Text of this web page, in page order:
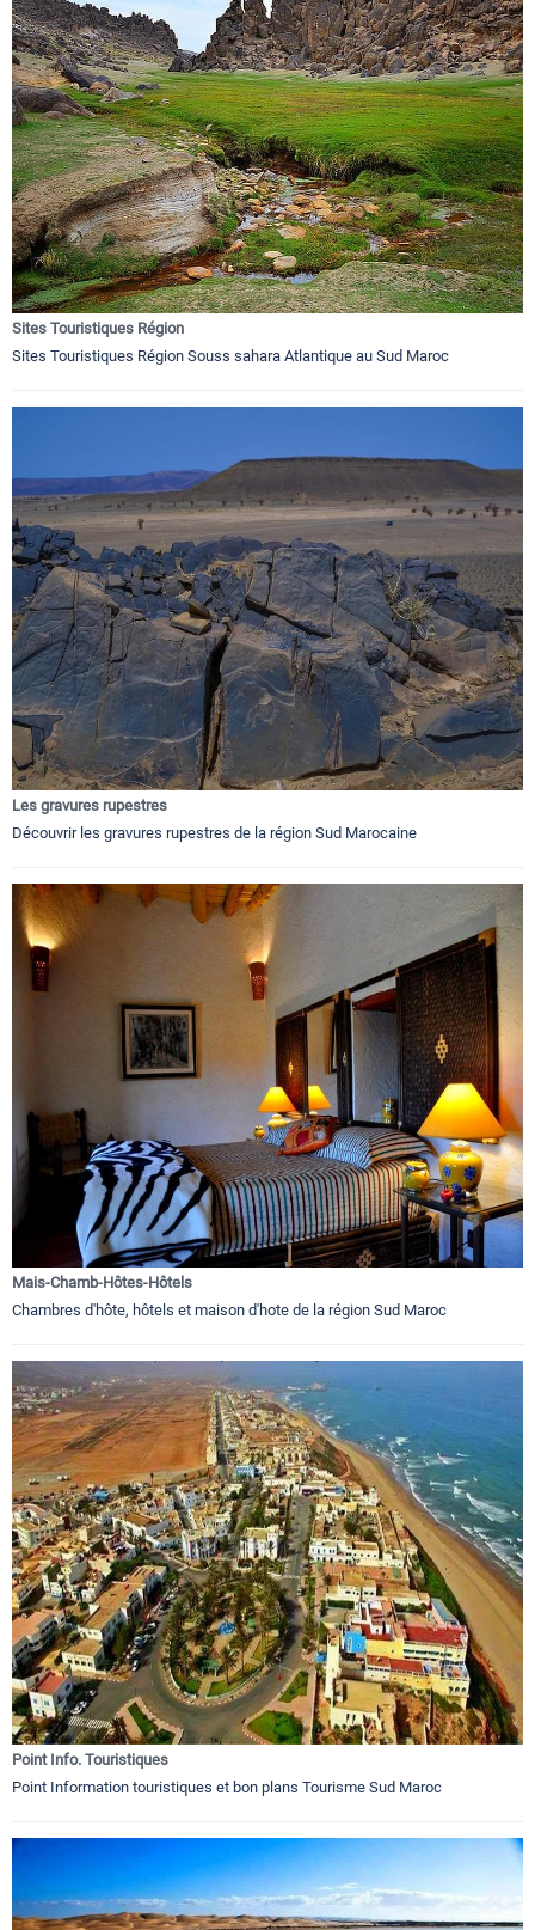
Sites Touristiques Région
Sites Touristiques Région Souss sahara Atlantique au Sud Maroc
Les gravures rupestres
Découvrir les gravures rupestres de la région Sud Marocaine
Mais-Chamb-Hôtes-Hôtels
Chambres d'hôte, hôtels et maison d'hote de la région Sud Maroc
Point Info. Touristiques
Point Information touristiques et bon plans Tourisme Sud Maroc